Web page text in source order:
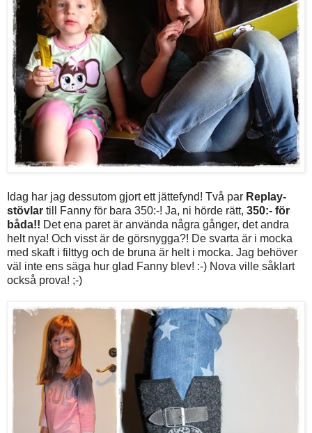
Idag har jag dessutom gjort ett jättefynd! Två par Replay-
stövlar till Fanny för bara 350:-! Ja, ni hörde rätt, 350:- för
båda!! Det ena paret är använda några gånger, det andra
helt nya! Och visst är de görsnygga?! De svarta är i mocka
med skaft i filttyg och de bruna är helt i mocka. Jag behöver
väl inte ens säga hur glad Fanny blev! :-) Nova ville såklart
också prova! ;-)